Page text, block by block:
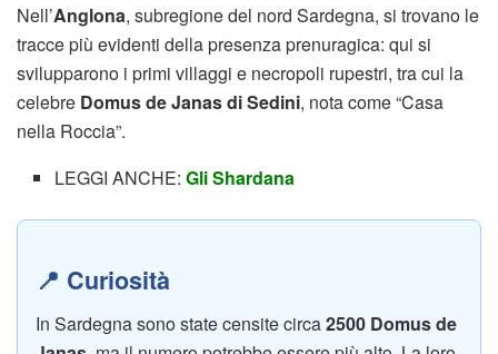
Nell’Anglona, subregione del nord Sardegna, si trovano le
tracce più evidenti della presenza prenuragica: qui si
svilupparono i primi villaggi e necropoli rupestri, tra cui la
celebre Domus de Janas di Sedini, nota come “Casa
nella Roccia”.
LEGGI ANCHE:Gli Shardana
📍 Curiosità
In Sardegna sono state censite circa2500 Domus de